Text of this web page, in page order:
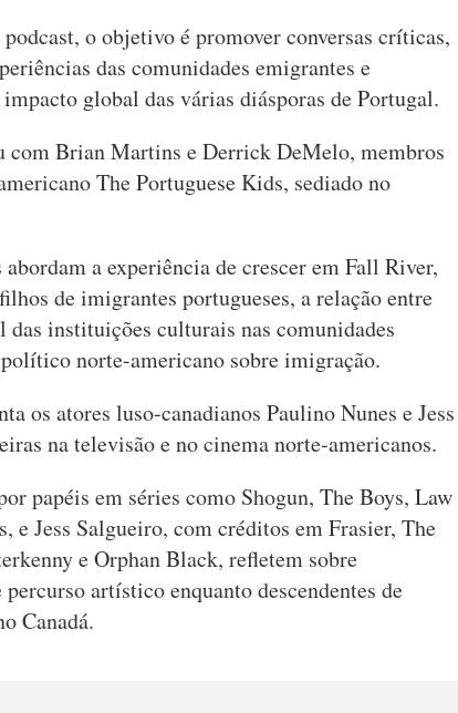
podcast, o objetivo é promover conversas críticas,
das comunidades emigrantes e
global das várias diásporas de Portugal.
com Brian Martins e Derrick DeMelo, membros
The Portuguese Kids, sediado no
a experiência de crescer em Fall River,
de imigrantes portugueses, a relação entre
das instituições culturais nas comunidades
norte-americano sobre imigração.
os atores luso-canadianos Paulino Nunes e Jess
na televisão e no cinema norte-americanos.
papéis em séries como Shogun, The Boys, Law
e Jess Salgueiro, com créditos em Frasier, The
e Orphan Black, refletem sobre
artístico enquanto descendentes de
Canadá.